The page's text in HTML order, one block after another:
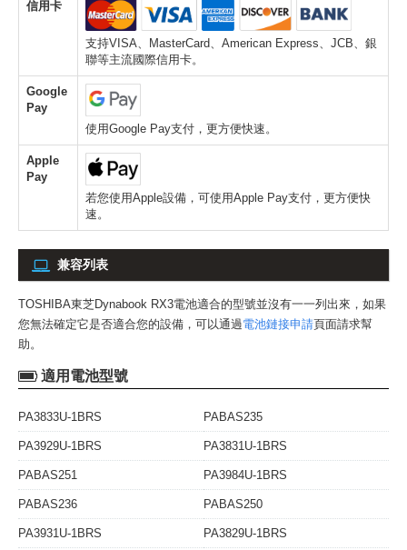
信用卡
支持VISA、MasterCard、American Express、JCB、銀
聯等主流國際信用卡。
Google
Pay
使用Google Pay支付，更方便快速。
Apple
Pay
若您使用Apple設備，可使用Apple Pay支付，更方便快
速。
兼容列表
TOSHIBA東芝Dynabook RX3電池適合的型號並沒有一一列出來，如果
您無法確定它是否適合您的設備，可以通過電池鏈接申請頁面請求幫
助。
適用電池型號
PA3833U-1BRS PABAS235
PA3929U-1BRS PA3831U-1BRS
PABAS251 PA3984U-1BRS
PABAS236 PABAS250
PA3931U-1BRS PA3829U-1BRS